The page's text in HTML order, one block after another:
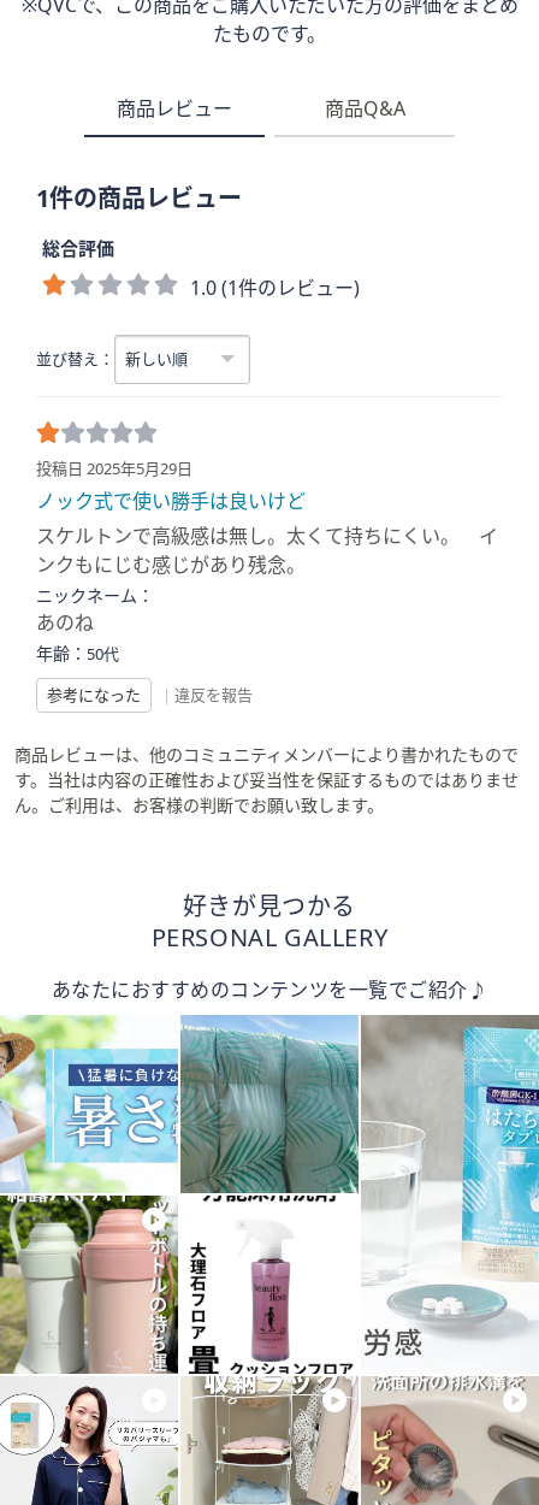
たものです。
商品レビュー 商品Q&A
1件の商品レビュー
総合評価
1.0 (1件のレビュー)
並び替え：
投稿日 2025年5月29日
ノック式で使い勝手は良いけど
スケルトンで高級感は無し。太くて持ちにくい。 イ
ンクもにじむ感じがあり残念。
ニックネーム：
あのね
年齢： 50代
参考になった
| 違反を報告
商品レビューは、他のコミュニティメンバーにより書かれたもので
す。当社は内容の正確性および妥当性を保証するものではありませ
ん。ご利用は、お客様の判断でお願い致します。
好きが見つかる
PERSONAL GALLERY
あなたにおすすめのコンテンツを一覧でご紹介♪